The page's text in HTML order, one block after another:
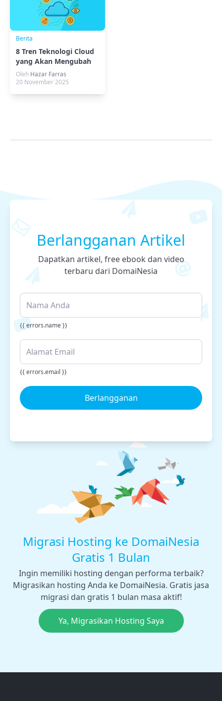
Berita
8 Tren Teknologi Cloud
yang Akan Mengubah
Infrastruktur Digital
Oleh Hazar Farras
20 November 2025
Berlangganan Artikel
Dapatkan artikel, free ebook dan video
terbaru dari DomaiNesia
{{ errors.name }}
{{ errors.email }}
Berlangganan
Migrasi Hosting ke DomaiNesia
Gratis 1 Bulan
Ingin memiliki hosting dengan performa terbaik?
Migrasikan hosting Anda ke DomaiNesia. Gratis jasa
migrasi dan gratis 1 bulan masa aktif!
Ya, Migrasikan Hosting Saya